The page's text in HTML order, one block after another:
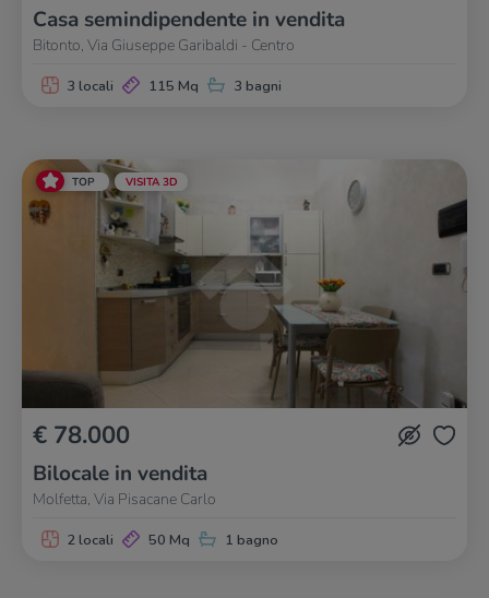
Casa semindipendente in vendita
Bitonto, Via Giuseppe Garibaldi - Centro
3 locali 115 Mq 3 bagni
TOP VISITA 3D
€ 78.000
Bilocale in vendita
Molfetta, Via Pisacane Carlo
2 locali 50 Mq 1 bagno